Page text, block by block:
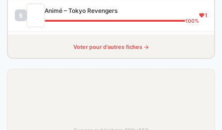
5
Animé – Tokyo Revengers
100%
1
Voter pour d'autres fiches →